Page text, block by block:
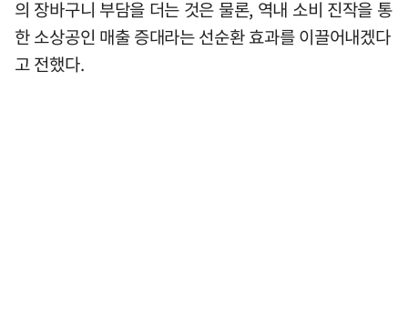
의 장바구니 부담을 더는 것은 물론, 역내 소비 진작을 통
한 소상공인 매출 증대라는 선순환 효과를 이끌어내겠다
고 전했다.